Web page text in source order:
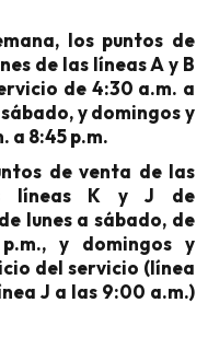
los puntos de
de las líneas A y B
de 4:30 a.m. a
y domingos y
a 8:45 p.m.
de venta de las
líneas K y J de
lunes a sábado, de
y domingos y
del servicio (línea
J a las 9:00 a.m.)